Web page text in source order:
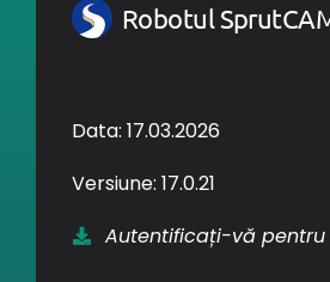
Robotul
Data: 17.03.2026
Versiune: 17.0.21
Autentificați-vă